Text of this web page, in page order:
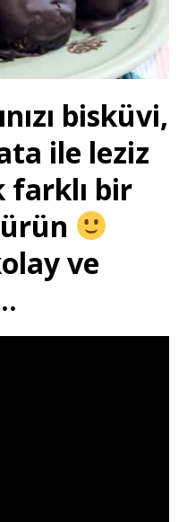
bisküvi,
ile leziz
farklı bir
ve